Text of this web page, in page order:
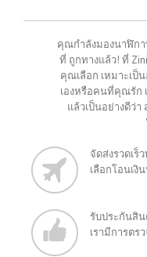
คุณกำลังมองนาฬิก
ที่ ถูกทางแล้ว! ที่
คุณเลือก เหมาะเป็
เองหรือคนที่คุณรัก
แล้วเป็นอย่างดีว่
จัดส่งรวดเร็
เลือกโอนเงิ
รับประกันสิ
เรามีการต